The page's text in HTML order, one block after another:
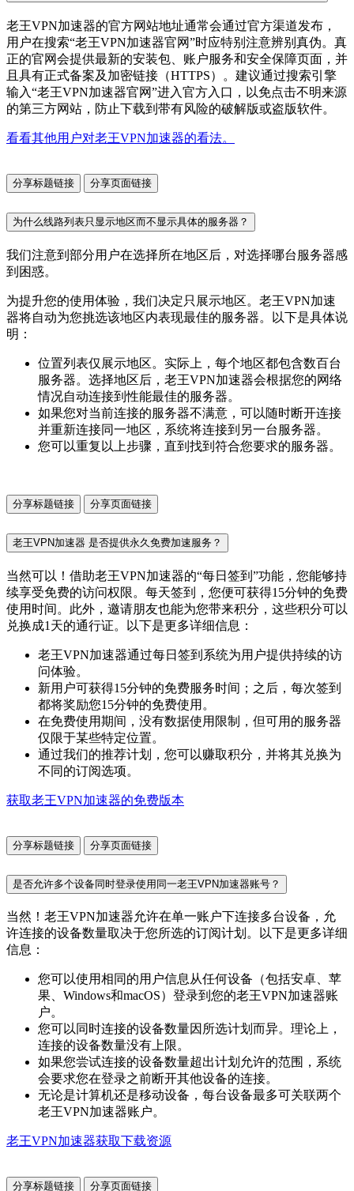
老王VPN加速器的官方网站地址通常会通过官方渠道发布，
用户在搜索“老王VPN加速器官网”时应特别注意辨别真伪。真
正的官网会提供最新的安装包、账户服务和安全保障页面，并
且具有正式备案及加密链接（HTTPS）。建议通过搜索引擎
输入“老王VPN加速器官网”进入官方入口，以免点击不明来源
的第三方网站，防止下载到带有风险的破解版或盗版软件。
看看其他用户对老王VPN加速器的看法。
分享标题链接 分享页面链接
为什么线路列表只显示地区而不显示具体的服务器？
我们注意到部分用户在选择所在地区后，对选择哪台服务器感
到困惑。
为提升您的使用体验，我们决定只展示地区。老王VPN加速
器将自动为您挑选该地区内表现最佳的服务器。以下是具体说
明：
位置列表仅展示地区。实际上，每个地区都包含数百台
服务器。选择地区后，老王VPN加速器会根据您的网络
情况自动连接到性能最佳的服务器。
如果您对当前连接的服务器不满意，可以随时断开连接
并重新连接同一地区，系统将连接到另一台服务器。
您可以重复以上步骤，直到找到符合您要求的服务器。
分享标题链接 分享页面链接
老王VPN加速器 是否提供永久免费加速服务？
当然可以！借助老王VPN加速器的“每日签到”功能，您能够持
续享受免费的访问权限。每天签到，您便可获得15分钟的免费
使用时间。此外，邀请朋友也能为您带来积分，这些积分可以
兑换成1天的通行证。以下是更多详细信息：
老王VPN加速器通过每日签到系统为用户提供持续的访
问体验。
新用户可获得15分钟的免费服务时间；之后，每次签到
都将奖励您15分钟的免费使用。
在免费使用期间，没有数据使用限制，但可用的服务器
仅限于某些特定位置。
通过我们的推荐计划，您可以赚取积分，并将其兑换为
不同的订阅选项。
获取老王VPN加速器的免费版本
分享标题链接 分享页面链接
是否允许多个设备同时登录使用同一老王VPN加速器账号？
当然！老王VPN加速器允许在单一账户下连接多台设备，允
许连接的设备数量取决于您所选的订阅计划。以下是更多详细
信息：
您可以使用相同的用户信息从任何设备（包括安卓、苹
果、Windows和macOS）登录到您的老王VPN加速器账
户。
您可以同时连接的设备数量因所选计划而异。理论上，
连接的设备数量没有上限。
如果您尝试连接的设备数量超出计划允许的范围，系统
会要求您在登录之前断开其他设备的连接。
无论是计算机还是移动设备，每台设备最多可关联两个
老王VPN加速器账户。
老王VPN加速器获取下载资源
分享标题链接 分享页面链接